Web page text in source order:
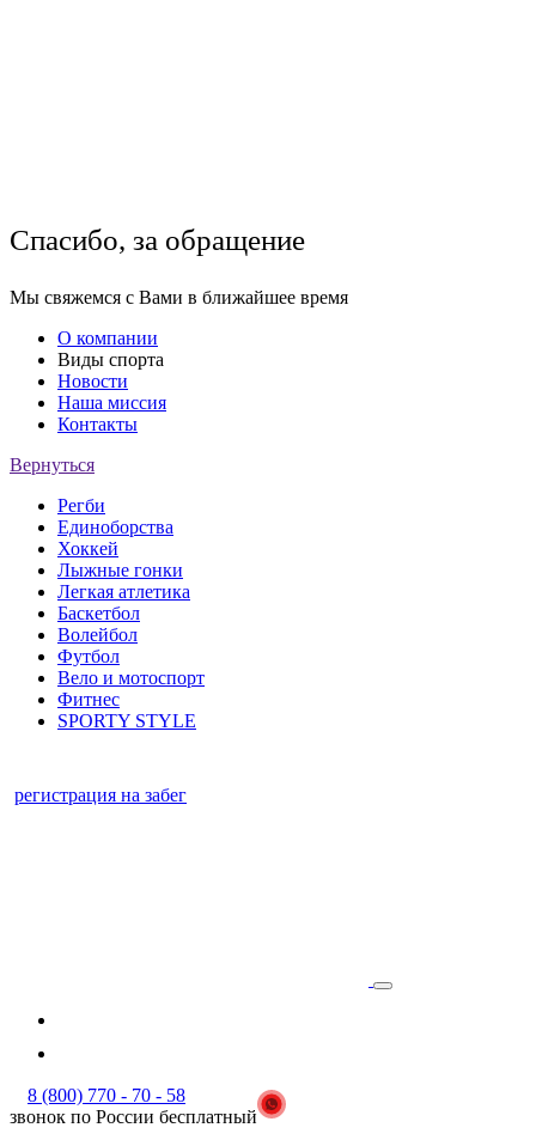
Спасибо, за обращение
Мы свяжемся с Вами в ближайшее время
О компании
Виды спорта
Новости
Наша миссия
Контакты
Вернуться
Регби
Единоборства
Хоккей
Лыжные гонки
Легкая атлетика
Баскетбол
Волейбол
Футбол
Вело и мотоспорт
Фитнес
SPORTY STYLE
регистрация на забег
8 (800) 770 - 70 - 58
звонок по России бесплатный